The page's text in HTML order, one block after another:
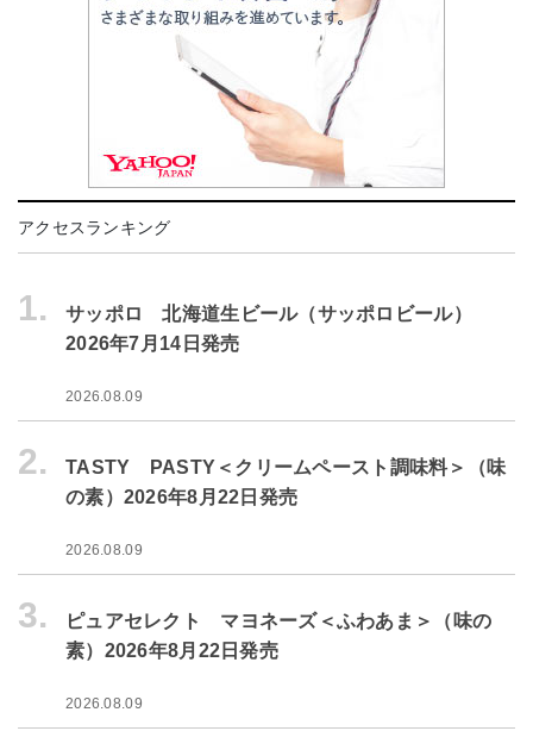
アクセスランキング
1.
サッポロ 北海道生ビール（サッポロビール）
2026年7月14日発売
2026.08.09
2.
TASTY PASTY＜クリームペースト調味料＞（味
の素）2026年8月22日発売
2026.08.09
3.
ピュアセレクト マヨネーズ＜ふわあま＞（味の
素）2026年8月22日発売
2026.08.09